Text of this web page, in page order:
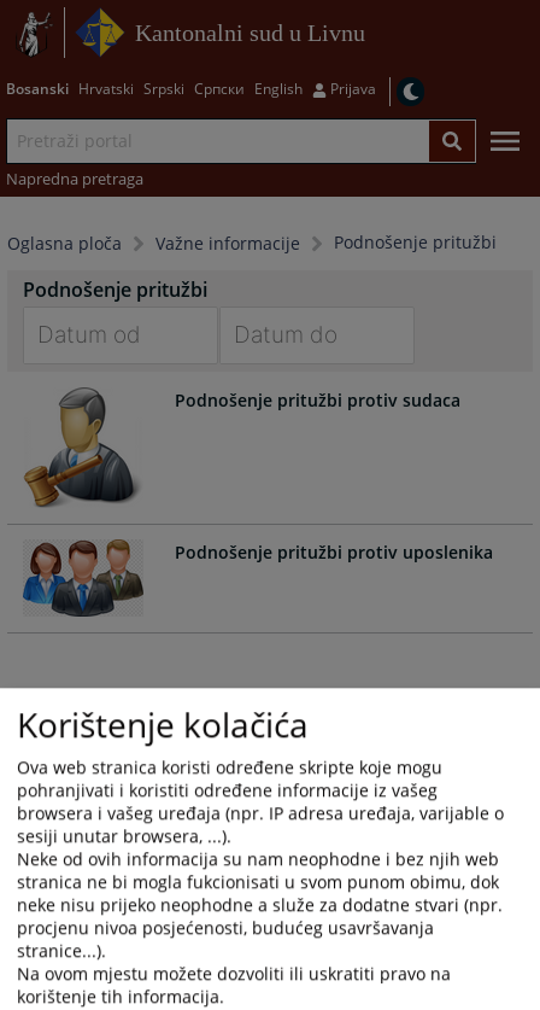
Kantonalni sud u Livnu
Bosanski Hrvatski Srpski Српски English Prijava
Napredna pretraga
Oglasna ploča Važne informacije Podnošenje pritužbi
Podnošenje pritužbi
forward
interact
with
the
and
select
date.
the
question
mark
key
to
get
the
keyboard
shortcuts
for
changing
dates.
forward
and
date.
the
question
mark
key
to
get
the
keyboard
shortcuts
for
dates.
Podnošenje pritužbi protiv sudaca
Podnošenje pritužbi protiv uposlenika
Korištenje kolačića
Ova web stranica koristi određene skripte koje mogu
pohranjivati i koristiti određene informacije iz vašeg
browsera i vašeg uređaja (npr. IP adresa uređaja, varijable o
sesiji unutar browsera, ...).
Neke od ovih informacija su nam neophodne i bez njih web
stranica ne bi mogla fukcionisati u svom punom obimu, dok
neke nisu prijeko neophodne a služe za dodatne stvari (npr.
procjenu nivoa posjećenosti, budućeg usavršavanja
stranice...).
Na ovom mjestu možete dozvoliti ili uskratiti pravo na
korištenje tih informacija.